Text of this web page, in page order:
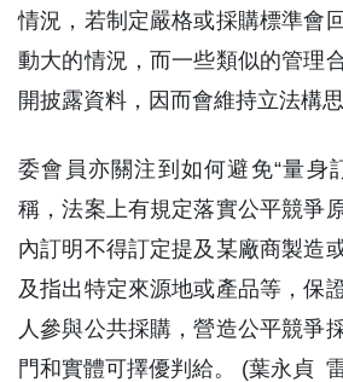
情況，若制定嚴格或採購標準會
動大的情況，而一些類似的管理
開披露資料，因而會維持立法構思
委會員亦關注到如何避免“量身
稱，法案上有規定落實公平競爭
內訂明不得訂定提及某廠商製造
及指出特定來源地或產品等，保
人參與公共採購，營造公平競爭
門和實體可擇優判給。 (葉永貞